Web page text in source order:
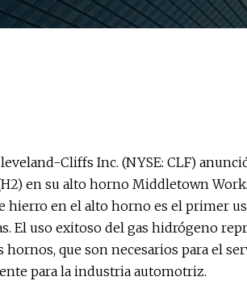
Cliffs Inc. (NYSE: CLF)
en su alto horno Middletown
en el alto horno es el primer
El uso exitoso del gas hidrógeno
que son necesarios para el
para la industria automotriz.